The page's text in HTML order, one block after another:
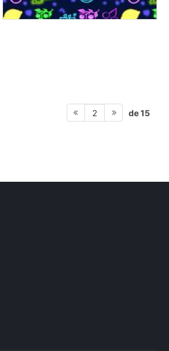
2 de 15